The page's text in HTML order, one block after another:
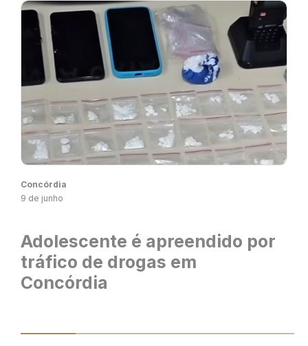
Concórdia
9 de junho
Adolescente é apreendido por
tráfico de drogas em
Concórdia